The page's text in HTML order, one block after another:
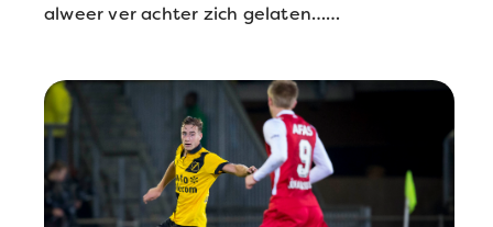
alweer ver achter zich gelaten……